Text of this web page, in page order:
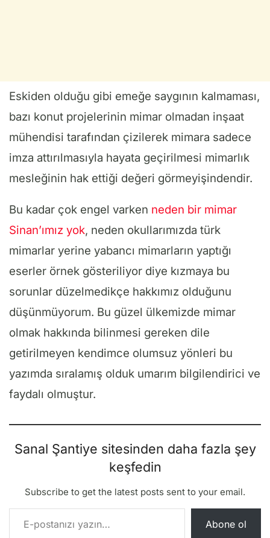
Eskiden olduğu gibi emeğe saygının kalmaması,
bazı konut projelerinin mimar olmadan inşaat
mühendisi tarafından çizilerek mimara sadece
imza attırılmasıyla hayata geçirilmesi mimarlık
mesleğinin hak ettiği değeri görmeyişindendir.
Bu kadar çok engel varken neden bir mimar
Sinan’ımız yok, neden okullarımızda türk
mimarlar yerine yabancı mimarların yaptığı
eserler örnek gösteriliyor diye kızmaya bu
sorunlar düzelmedikçe hakkımız olduğunu
düşünmüyorum. Bu güzel ülkemizde mimar
olmak hakkında bilinmesi gereken dile
getirilmeyen kendimce olumsuz yönleri bu
yazımda sıralamış olduk umarım bilgilendirici ve
faydalı olmuştur.
Sanal Şantiye sitesinden daha fazla şey
keşfedin
Subscribe to get the latest posts sent to your email.
E-postanızı yazın…
Abone ol